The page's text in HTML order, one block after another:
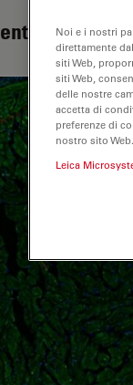
Noi e i nostri
direttamente
siti Web,
siti Web,
delle nostre
accetta di
preferenze di
nostro sito
Leica